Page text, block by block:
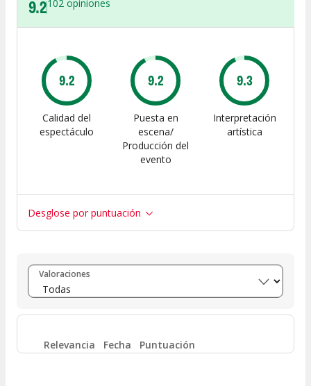
9.2102 opiniones
9.2
Calidad del
espectáculo
9.2
Puesta en
escena/
Producción del
evento
9.3
Interpretación
artística
Desglose por puntuación
Entre 8 y 10 (90)
Entre 6 y 8 (5)
Entre 4 y 6 4
Valoraciones
Relevancia Fecha Puntuación